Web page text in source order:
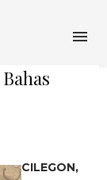
CILEGON,